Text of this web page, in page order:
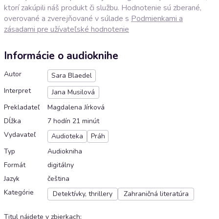
ktorí zakúpili náš produkt či službu. Hodnotenie sú zberané,
overované a zverejňované v súlade s Podmienkami a
zásadami pre užívateľské hodnotenie
Informácie o audioknihe
Autor
Sara Blaedel
Interpret
Jana Musilová
Prekladateľ
Magdalena Jírková
Dĺžka
7 hodín 21 minút
Vydavateľ
Audioteka
Práh
Typ
Audiokniha
Formát
digitálny
Jazyk
čeština
Kategórie
Detektívky, thrillery Zahraničná literatúra
Titul nájdete v zbierkach: